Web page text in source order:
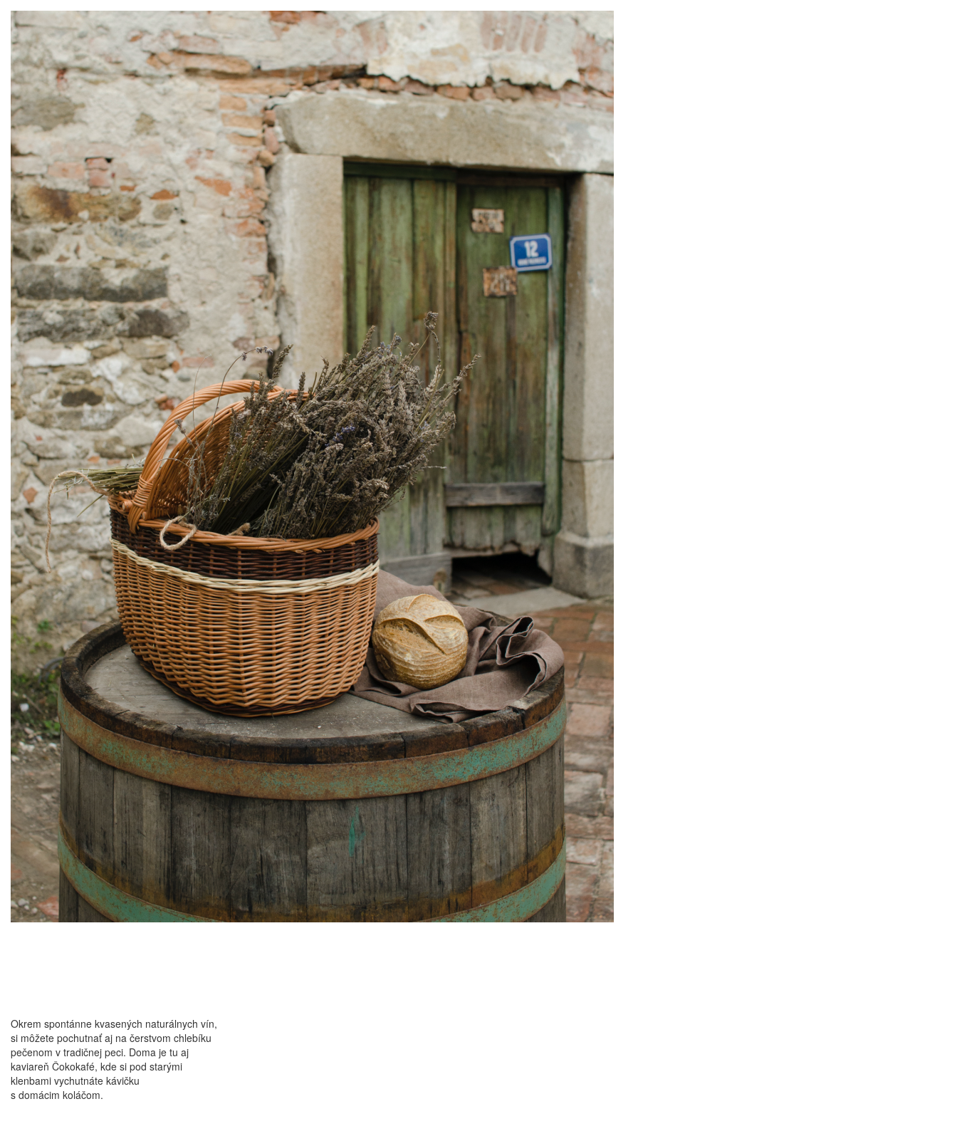
Okrem spontánne kvasených naturálnych vín,
si môžete pochutnať aj na čerstvom chlebíku
pečenom v tradičnej peci. Doma je tu aj
kaviareň Čokokafé, kde si pod starými
klenbami vychutnáte kávičku
s domácim koláčom.